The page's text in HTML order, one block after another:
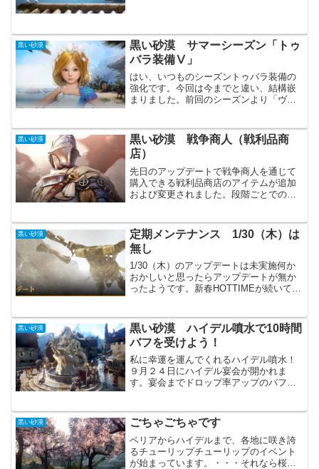
う。先日のアップデ...
黒い砂漠
黒い砂漠 サマーシーズン「トゥ
バラ装備Ⅴ」
はい、いつものシーズントゥバラ装備の
強化です。今回は今までと違い、結構嵌
まりました。前回のシーズンより「ヴォ
ラ装備Ⅴ」は揃い、残す所はシーズンキ
ャラクターのレベル62を...
黒い砂漠
黒い砂漠 戦争商人（戦利品商
店）
先日のアップデートで戦争商人を通じて
購入できる戦利品商店のアイテムが追加
および変更されました。段階ごとでの差
テムも変更になり、より魅力的になった
のではないでしょうか。...
黒い砂漠
定期メンテナンス 1/30（木）は
無し
1/30（木）のアップデートは未実施何か
おかしいと思ったらアップデートが無か
ったようです。新春HOTTIMEが続いてい
末は頑張りたいところです。ぴんふ生活
系をがん...
黒い砂漠
黒い砂漠 ハイデル噴水で10時間
バフを受けよう！
私に幸運を運んでくれるハイデル噴水！
９月２４日にハイデル宴会が開かれま
す。宴会までドロップ率アップのバフが
受けらえるイベントが来てくれました。
週末の連休にバフが無いと少...
黒い砂漠 ごちゃごちゃです
ベリアからハイデルまで、各地に咲き誇
るチューリップチューリップのイベント
が始まっています。・・・それなら桜は